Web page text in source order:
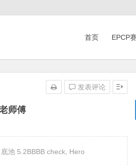
首页 EPCP
师傅
发表评论
池 5.2BBBB check, Hero